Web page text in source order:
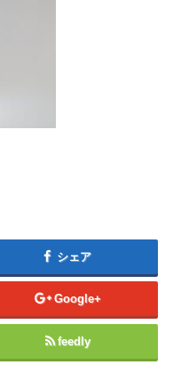
シェア
Google+
feedly